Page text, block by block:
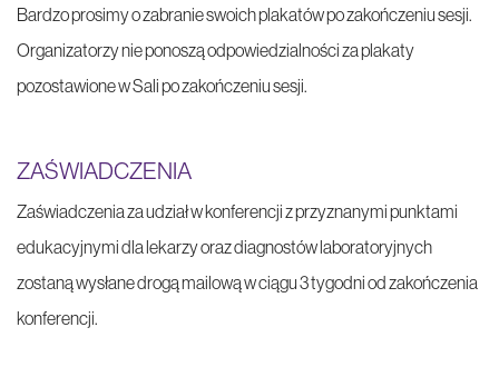
Bardzo prosimy o zabranie swoich plakatów po zakończeniu sesji.
Organizatorzy nie ponoszą odpowiedzialności za plakaty
pozostawione w Sali po zakończeniu sesji.
ZAŚWIADCZENIA
Zaświadczenia za udział w konferencji z przyznanymi punktami
edukacyjnymi dla lekarzy oraz diagnostów laboratoryjnych
zostaną wysłane drogą mailową w ciągu 3 tygodni od zakończenia
konferencji.